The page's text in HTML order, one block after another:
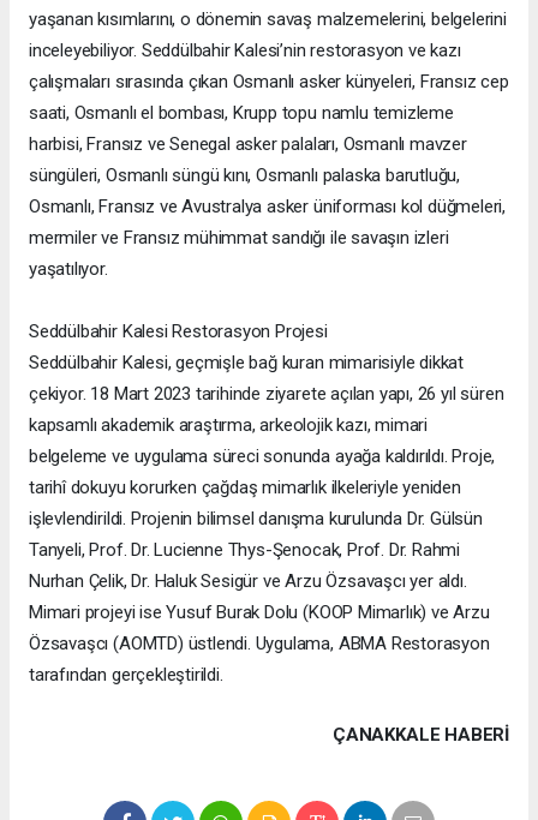
yaşanan kısımlarını, o dönemin savaş malzemelerini, belgelerini
inceleyebiliyor. Seddülbahir Kalesi’nin restorasyon ve kazı
çalışmaları sırasında çıkan Osmanlı asker künyeleri, Fransız cep
saati, Osmanlı el bombası, Krupp topu namlu temizleme
harbisi, Fransız ve Senegal asker palaları, Osmanlı mavzer
süngüleri, Osmanlı süngü kını, Osmanlı palaska barutluğu,
Osmanlı, Fransız ve Avustralya asker üniforması kol düğmeleri,
mermiler ve Fransız mühimmat sandığı ile savaşın izleri
yaşatılıyor.
Seddülbahir Kalesi Restorasyon Projesi
Seddülbahir Kalesi, geçmişle bağ kuran mimarisiyle dikkat
çekiyor. 18 Mart 2023 tarihinde ziyarete açılan yapı, 26 yıl süren
kapsamlı akademik araştırma, arkeolojik kazı, mimari
belgeleme ve uygulama süreci sonunda ayağa kaldırıldı. Proje,
tarihî dokuyu korurken çağdaş mimarlık ilkeleriyle yeniden
işlevlendirildi. Projenin bilimsel danışma kurulunda Dr. Gülsün
Tanyeli, Prof. Dr. Lucienne Thys-Şenocak, Prof. Dr. Rahmi
Nurhan Çelik, Dr. Haluk Sesigür ve Arzu Özsavaşcı yer aldı.
Mimari projeyi ise Yusuf Burak Dolu (KOOP Mimarlık) ve Arzu
Özsavaşcı (AOMTD) üstlendi. Uygulama, ABMA Restorasyon
tarafından gerçekleştirildi.
ÇANAKKALE HABERİ